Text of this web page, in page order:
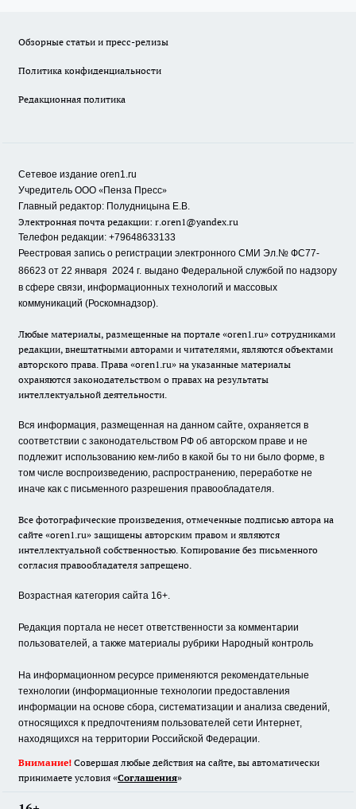
Обзорные статьи и пресс-релизы
Политика конфиденциальности
Редакционная политика
Сетевое издание oren1.ru
Учредитель ООО «Пенза Пресс»
Главный редактор: Полудницына Е.В.
Электронная почта редакции: r.oren1@yandex.ru
Телефон редакции: +79648633133
Реестровая запись о регистрации электронного СМИ Эл.№ ФС77-
86623 от 22 января 2024 г. выдано Федеральной службой по надзору
в сфере связи, информационных технологий и массовых
коммуникаций (Роскомнадзор).
Любые материалы, размещенные на портале «oren1.ru» сотрудниками
редакции, внештатными авторами и читателями, являются объектами
авторского права. Права «oren1.ru» на указанные материалы
охраняются законодательством о правах на результаты
интеллектуальной деятельности.
Вся информация, размещенная на данном сайте, охраняется в
соответствии с законодательством РФ об авторском праве и не
подлежит использованию кем-либо в какой бы то ни было форме, в
том числе воспроизведению, распространению, переработке не
иначе как с письменного разрешения правообладателя.
Все фотографические произведения, отмеченные подписью автора на
сайте «oren1.ru» защищены авторским правом и являются
интеллектуальной собственностью. Копирование без письменного
согласия правообладателя запрещено.
Возрастная категория сайта 16+.
Редакция портала не несет ответственности за комментарии
пользователей, а также материалы рубрики Народный контроль
На информационном ресурсе применяются рекомендательные
технологии (информационные технологии предоставления
информации на основе сбора, систематизации и анализа сведений,
относящихся к предпочтениям пользователей сети Интернет,
находящихся на территории Российской Федерации.
Внимание! Совершая любые действия на сайте, вы автоматически
принимаете условия «Cоглашения»